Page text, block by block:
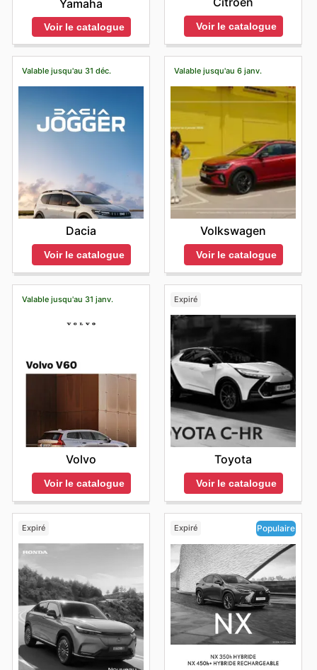
Yamaha
Voir le catalogue Voir le catalogue
Valable jusqu'au 31 déc.
Dacia
Voir le catalogue
Valable jusqu'au 6 janv.
Volkswagen
Voir le catalogue
Valable jusqu'au 31 janv.
Volvo
Voir le catalogue
Expiré
Toyota
Voir le catalogue
Expiré Expiré Populaire